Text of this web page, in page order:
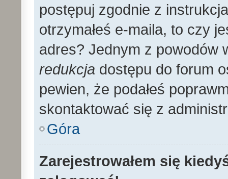
postępuj zgodnie z
otrzymałeś e-maila, to czy
adres? Jednym z powodów
redukcja dostępu do forum
pewien, że podałeś
skontaktować się z
Góra
Zarejestrowałem się